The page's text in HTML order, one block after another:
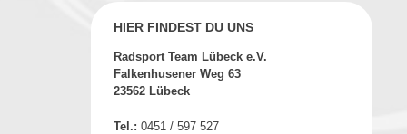
HIER FINDEST DU UNS
Radsport Team Lübeck e.V.
Falkenhusener Weg 63
23562 Lübeck
Tel.: 0451 / 597 527